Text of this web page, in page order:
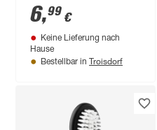
Nagetiere 18,5 x 4,5
x 9 cm
6,99 €
Keine Lieferung nach
Hause
Bestellbar in Troisdorf